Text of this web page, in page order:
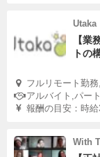
Utaka
【業
トの
フルリモート勤
アルバイト,パー
報酬の目安：時給
With